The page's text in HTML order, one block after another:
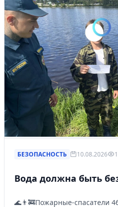
БЕЗОПАСНОСТЬ 10.08.2026
Вода должна быть
🌊👨‍🚒Пожарные-спасатели